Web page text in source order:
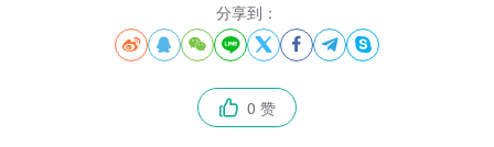
分享到：
       
 0 赞